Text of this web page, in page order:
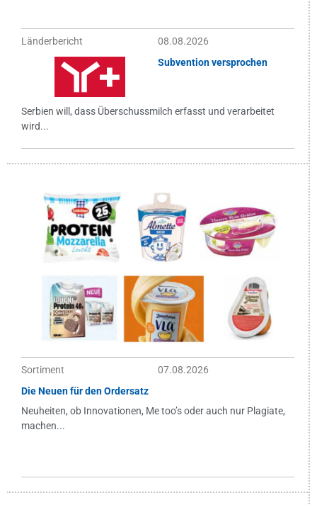
Länderbericht
08.08.2026
Subvention versprochen
Serbien will, dass Überschussmilch erfasst und verarbeitet
wird...
Sortiment
07.08.2026
Die Neuen für den Ordersatz
Neuheiten, ob Innovationen, Me too’s oder auch nur Plagiate,
machen...